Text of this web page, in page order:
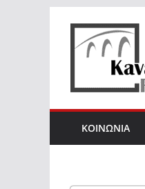
content
ΚΟΙΝΩΝΙΑ